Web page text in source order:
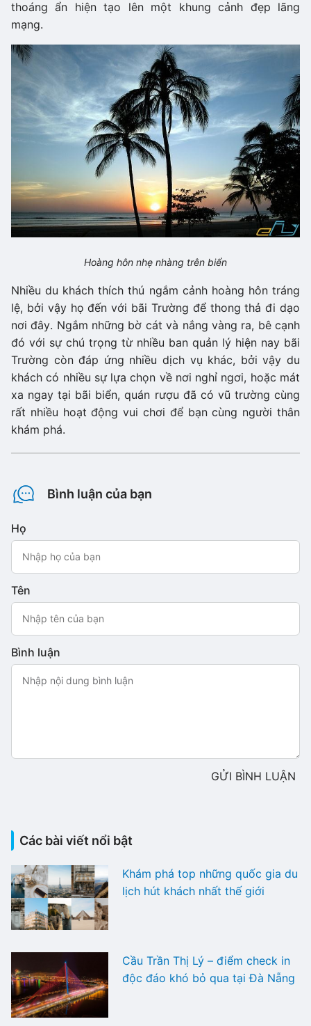
thoáng ẩn hiện tạo lên một khung cảnh đẹp lãng
mạng.
Hoàng hôn nhẹ nhàng trên biển
Nhiều du khách thích thú ngắm cảnh hoàng hôn tráng
lệ, bởi vậy họ đến với bãi Trường để thong thả đi dạo
nơi đây. Ngắm những bờ cát và nắng vàng ra, bê cạnh
đó với sự chú trọng từ nhiều ban quản lý hiện nay bãi
Trường còn đáp ứng nhiều dịch vụ khác, bởi vậy du
khách có nhiều sự lựa chọn về nơi nghỉ ngơi, hoặc mát
xa ngay tại bãi biển, quán rượu đã có vũ trường cùng
rất nhiều hoạt động vui chơi để bạn cùng người thân
khám phá.
Bình luận của bạn
Họ
Tên
Bình luận
GỬI BÌNH LUẬN
Các bài viết nổi bật
Khám phá top những quốc gia du
lịch hút khách nhất thế giới
Cầu Trần Thị Lý – điểm check in
độc đáo khó bỏ qua tại Đà Nẵng